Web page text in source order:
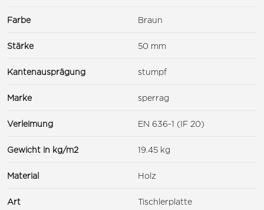
Farbe Braun
Stärke 50 mm
Kantenausprägung stumpf
Marke sperrag
Verleimung EN 636-1 (IF 20)
Gewicht in kg/m2 19.45 kg
Material Holz
Art Tischlerplatte